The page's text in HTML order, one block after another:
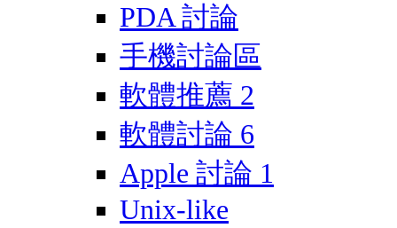
PDA 討論
手機討論區
軟體推薦 2
軟體討論 6
Apple 討論 1
Unix-like